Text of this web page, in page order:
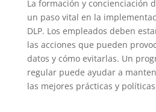
La formación y concienciación
un paso vital en la
DLP. Los empleados deben
las acciones que pueden
datos y cómo evitarlas. Un
regular puede ayudar a
las mejores prácticas y